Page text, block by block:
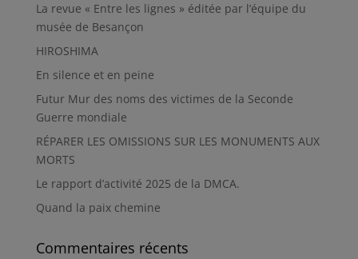
La revue « Entre les lignes » éditée par l’équipe du
musée de Besançon
HIROSHIMA
En silence et en peine
Futur Mur des noms des victimes de la Seconde
Guerre mondiale
RÉPARER LES OMISSIONS SUR LES MONUMENTS AUX
MORTS
Le rapport d’activité 2025 de la DMCA.
Quand la paix chemine
Commentaires récents